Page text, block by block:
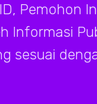
Pemohon
Informasi
sesuai